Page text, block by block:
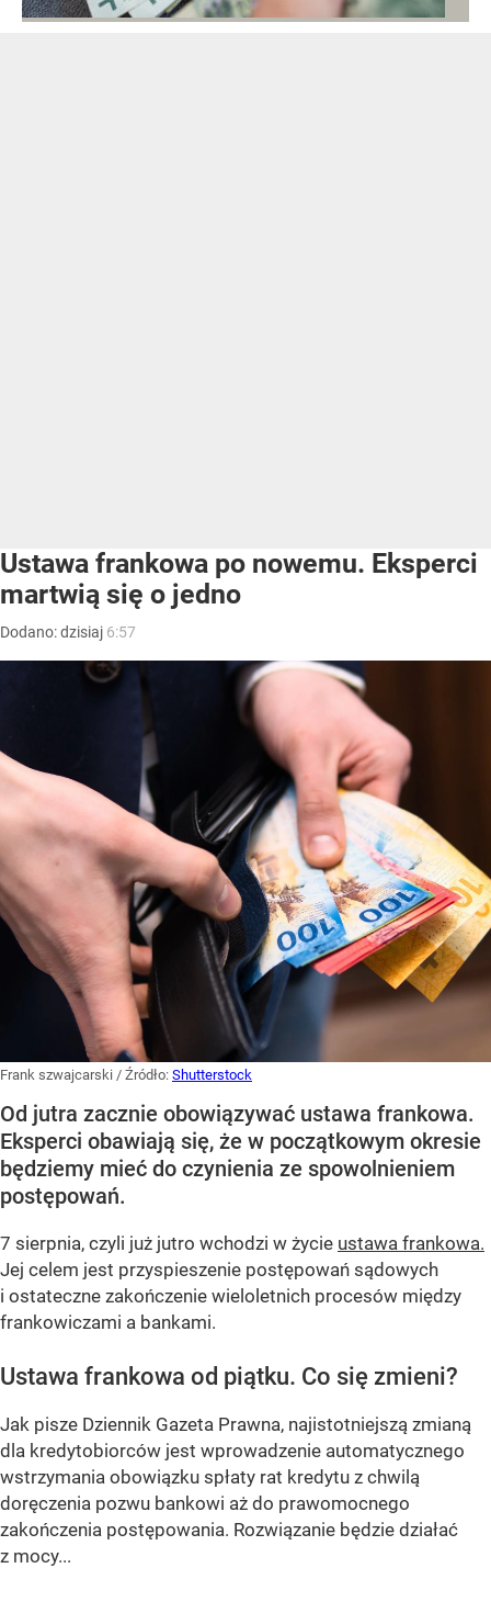
Ustawa frankowa po nowemu. Eksperci
martwią się o jedno
Dodano:dzisiaj 6:57
Frank szwajcarski / Źródło: Shutterstock
Od jutra zacznie obowiązywać ustawa frankowa.
Eksperci obawiają się, że w początkowym okresie
będziemy mieć do czynienia ze spowolnieniem
postępowań.
7 sierpnia, czyli już jutro wchodzi w życie ustawa frankowa.
Jej celem jest przyspieszenie postępowań sądowych
i ostateczne zakończenie wieloletnich procesów między
frankowiczami a bankami.
Ustawa frankowa od piątku. Co się zmieni?
Jak pisze Dziennik Gazeta Prawna, najistotniejszą zmianą
dla kredytobiorców jest wprowadzenie automatycznego
wstrzymania obowiązku spłaty rat kredytu z chwilą
doręczenia pozwu bankowi aż do prawomocnego
zakończenia postępowania. Rozwiązanie będzie działać
z mocy...